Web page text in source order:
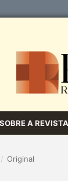
SOBRE A REVISTA
/ Original